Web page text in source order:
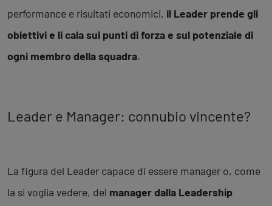
performance e risultati economici, il Leader prende gli
obiettivi e li cala sui punti di forza e sul potenziale di
ogni membro della squadra.
Leader e Manager: connubio vincente?
La figura del Leader capace di essere manager o, come
la si voglia vedere, del manager dalla Leadership